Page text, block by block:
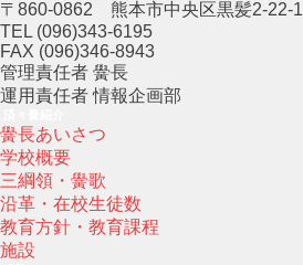
〒860-0862 熊本市中央区黒髪2-22-1
TEL (096)343-6195
FAX (096)346-8943
管理責任者 黌長
運用責任者 情報企画部
黌長あいさつ
学校概要
三綱領・黌歌
沿革・在校生徒数
教育方針・教育課程
施設